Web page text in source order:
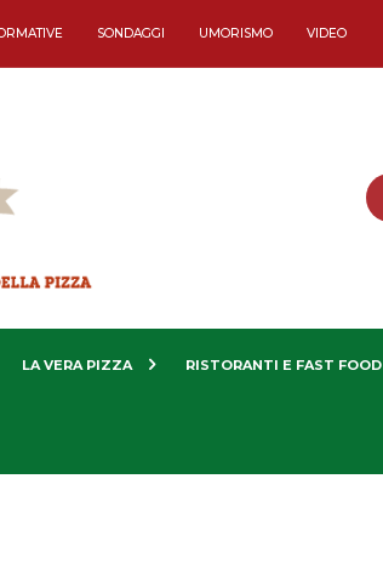
SONDAGGI UMORISMO VIDEO
LA VERA PIZZA RISTORANTI E FAST FOOD